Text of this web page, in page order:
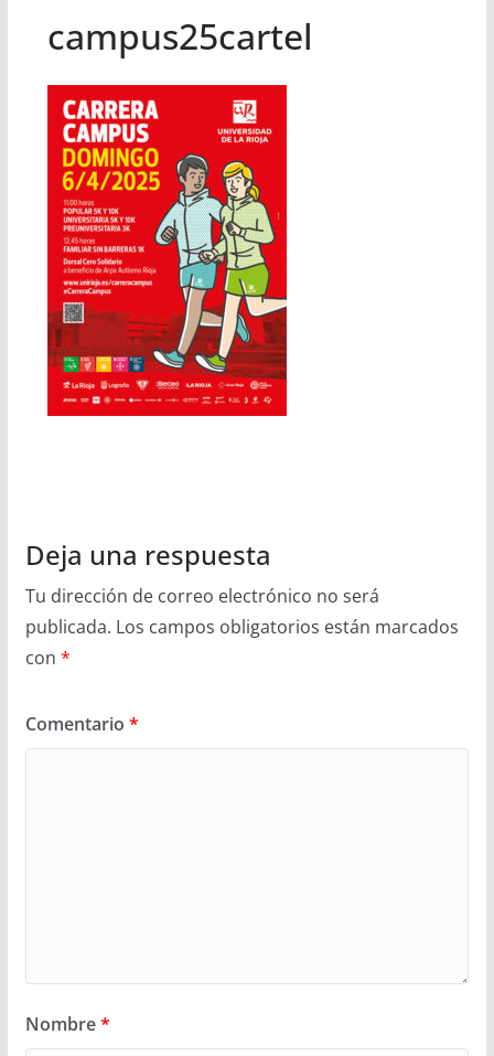
campus25cartel
Deja una respuesta
Tu dirección de correo electrónico no será
publicada. Los campos obligatorios están marcados
con *
Comentario *
Nombre*